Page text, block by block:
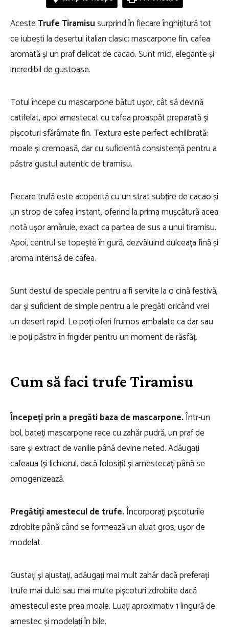
AcesteTrufe Tiramisusurprind în fiecare înghițitură tot
ce iubești la desertul italian clasic: mascarpone fin, cafea
aromată și un praf delicat de cacao. Sunt mici, elegante și
incredibil de gustoase.
Totul începe cu mascarpone bătut ușor, cât să devină
catifelat, apoi amestecat cu cafea proaspăt preparată și
pișcoturi sfărâmate fin. Textura este perfect echilibrată:
moale și cremoasă, dar cu suficientă consistență pentru a
păstra gustul autentic de tiramisu.
Fiecare trufă este acoperită cu un strat subțire de cacao și
un strop de cafea instant, oferind la prima mușcătură acea
notă ușor amăruie, exact ca partea de sus a unui tiramisu.
Apoi, centrul se topește în gură, dezvăluind dulceața fină și
aroma intensă de cafea.
Sunt destul de speciale pentru a fi servite la o cină festivă,
dar și suficient de simple pentru a le pregăti oricând vrei
un desert rapid. Le poți oferi frumos ambalate ca dar sau
le poți păstra în frigider pentru un moment de răsfăț.
Cum să faci trufe Tiramisu
Începeți prin a pregăti baza de mascarpone.Într-un
bol, bateți mascarpone rece cu zahăr pudră, un praf de
sare și extract de vanilie până devine neted. Adăugați
cafeaua (și lichiorul, dacă folosiți) și amestecați până se
omogenizează.
Pregătiți amestecul de trufe.Încorporați pișcoturile
zdrobite până când se formează un aluat gros, ușor de
modelat.
Gustați și ajustați, adăugați mai mult zahăr dacă preferați
trufe mai dulci sau mai multe pișcoturi zdrobite dacă
amestecul este prea moale. Luați aproximativ 1 lingură de
amestec și modelați în bile.